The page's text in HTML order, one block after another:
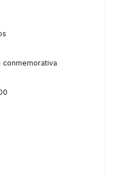
conmemorativa